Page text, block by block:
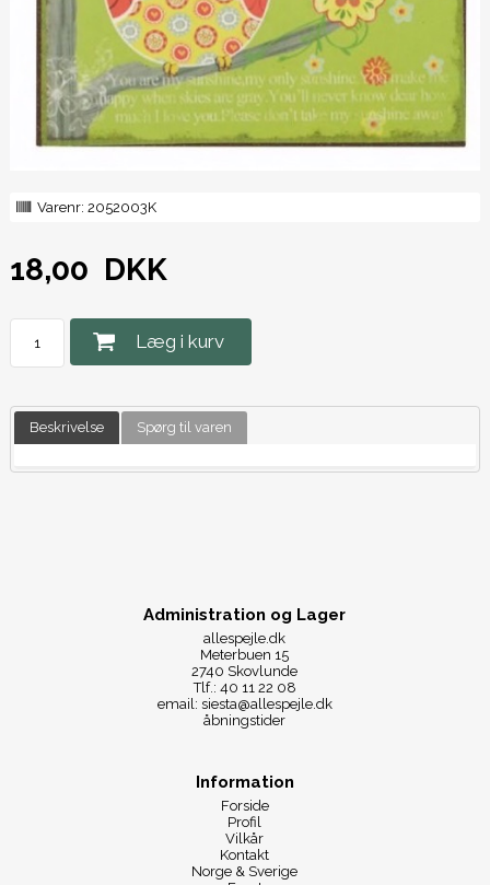
Varenr: 2052003K
18,00 DKK
Læg i kurv
Beskrivelse Spørg til varen
Administration og Lager
allespejle.dk
Meterbuen 15
2740 Skovlunde
Tlf.: 40 11 22 08
email: siesta@allespejle.dk
åbningstider
Information
Forside
Profil
Vilkår
Kontakt
Norge & Sverige